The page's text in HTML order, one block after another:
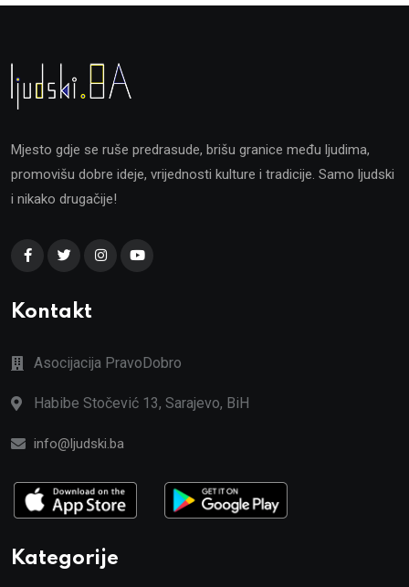
Mjesto gdje se ruše predrasude, brišu granice među ljudima,
promovišu dobre ideje, vrijednosti kulture i tradicije. Samo ljudski
i nikako drugačije!
Kontakt
Asocijacija PravoDobro
Habibe Stočević 13, Sarajevo, BiH
info@ljudski.ba
Kategorije